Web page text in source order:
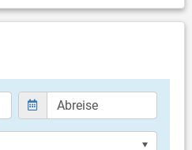
Grundstück